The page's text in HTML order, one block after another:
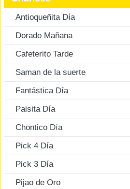
Antioqueñita Día
Dorado Mañana
Cafeterito Tarde
Saman de la suerte
Fantástica Día
Paisita Día
Chontico Día
Pick 4 Día
Pick 3 Día
Pijao de Oro